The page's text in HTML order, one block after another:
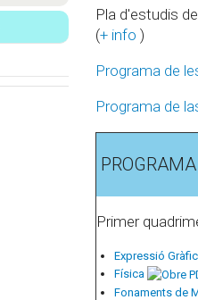
Pla d'estudis
(+ info )
Programa de
Programa de
Primer
Expressió
Física
Fonaments de